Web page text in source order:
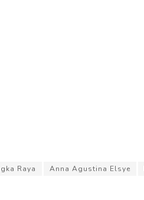
Raya Anna Agustina Elsye